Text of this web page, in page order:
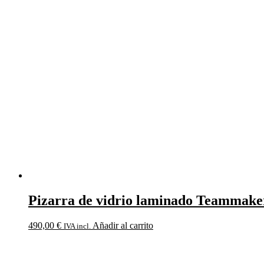
Pizarra de vidrio laminado
490,00 € IVA incl. Añadir al carrito